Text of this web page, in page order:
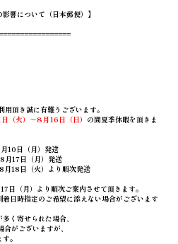
響について（日本郵便）】
頂き誠に有難うございます。
（火）～8月16日（日） の間夏季休暇を頂きま
10日（月）発送
月17日（月）発送
月18日（火）より順次発送
日（月）より順次ご案内させて頂きます。
日時指定のご希望に添えない場合がございます
く寄せられた場合、
がございますが、
。